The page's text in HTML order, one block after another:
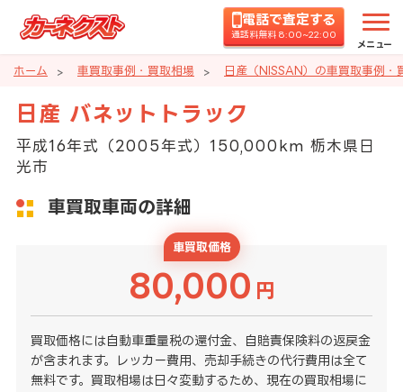
電話で査定する
通話料無料 8:00~22:00
メニュー
ホーム 車買取事例・買取相場 日産（NISSAN）の車買取事例・
日産 バネットトラック
平成16年式（2005年式）150,000km 栃木県日
光市
車買取車両の詳細
車買取価格
80,000 円
買取価格には自動車重量税の還付金、自賠責保険料の返戻金
が含まれます。レッカー費用、売却手続きの代行費用は全て
無料です。買取相場は日々変動するため、現在の買取相場に